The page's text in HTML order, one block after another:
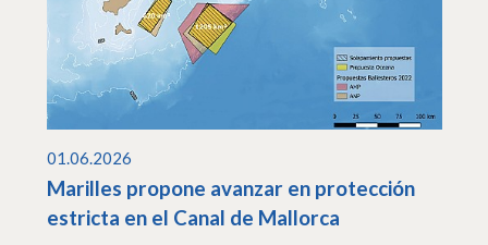
01.06.2026
Marilles propone avanzar en protección
estricta en el Canal de Mallorca